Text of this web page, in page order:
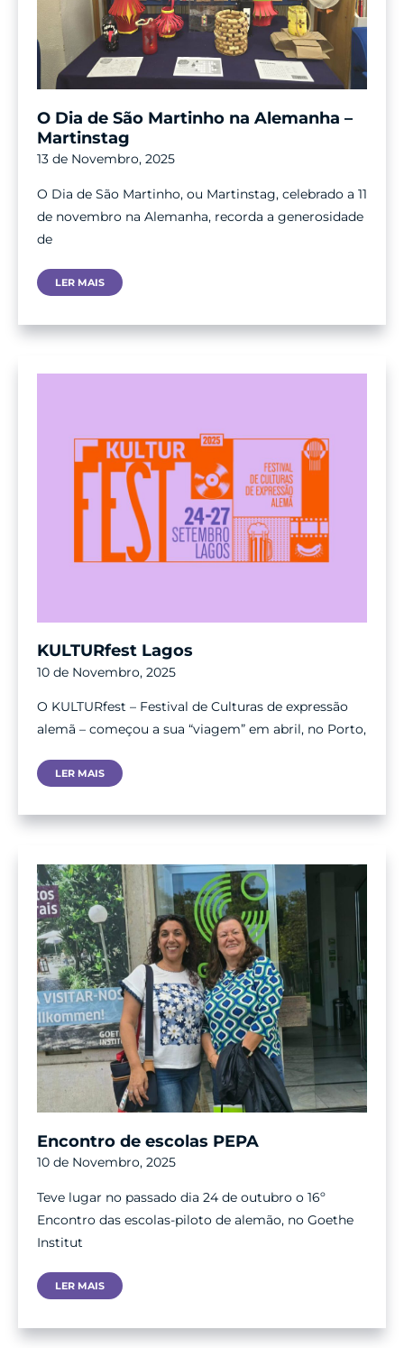
O Dia de São Martinho na Alemanha –
Martinstag
13 de Novembro, 2025
O Dia de São Martinho, ou Martinstag, celebrado a 11
de novembro na Alemanha, recorda a generosidade
de
O
De
Na
LER MAIS
KULTURfest Lagos
10 de Novembro, 2025
O KULTURfest – Festival de Culturas de expressão
alemã – começou a sua “viagem” em abril, no Porto,
KULTURfest
Lagos
LER MAIS
Encontro de escolas PEPA
10 de Novembro, 2025
Teve lugar no passado dia 24 de outubro o 16º
Encontro das escolas-piloto de alemão, no Goethe
Institut
Encontro
Escolas
LER MAIS